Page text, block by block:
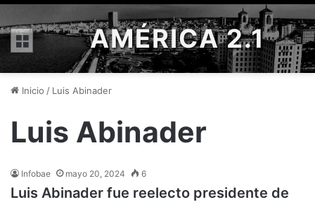
Menú AMÉRICA 2.1
Inicio / Luis Abinader
Luis Abinader
Infobae mayo 20, 2024 6
Luis Abinader fue reelecto presidente de